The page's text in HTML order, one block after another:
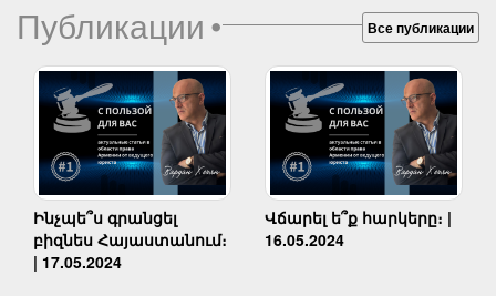
Публикации• Все публикации
Ինչպե՞ս գրանցել
բիզնես Հայաստանում։
| 17.05.2024
Վճարել ե՞ք հարկերը։ |
16.05.2024